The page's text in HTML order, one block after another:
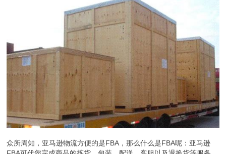
众所周知，亚马逊物流方便的是FBA，那么什么是FBA呢：亚马逊